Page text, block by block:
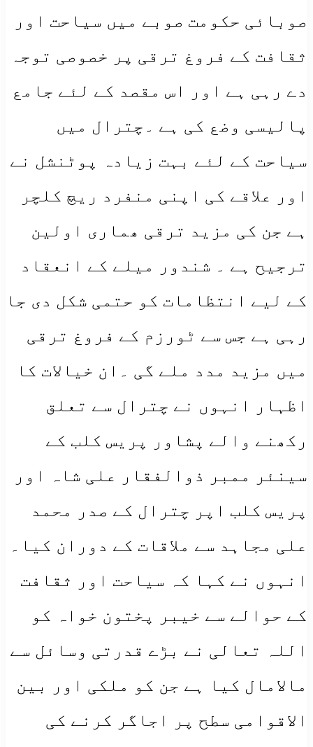
صوبائی حکومت صوبے میں سیاحت اور
ثقافت کے فروغ ترقی پر خصوصی توجہ
دے رہی ہے اور اس مقصد کے لئے جامع
پالیسی وضع کی ہے ۔چترال میں
سیاحت کے لئے بہت زیادہ پوٹنشل نے
اور علاقے کی اپنی منفرد ریچ کلچر
ہے جن کی مزید ترقی ھماری اولین
ترجیح ہے ۔ شندور میلے کے انعقاد
کے لیے انتظامات کو حتمی شکل دی جا
رہی ہے جس سے ٹورزم کے فروغ ترقی
میں مزید مدد ملے گی ۔ان خیالات کا
اظہار انہوں نے چترال سے تعلق
رکھنے والے پشاور پریس کلب کے
سینئر ممبر ذوالفقار علی شاہ اور
پریس کلب اپر چترال کے صدر محمد
علی مجاہد سے ملاقات کے دوران کیا۔
انہوں نے کہا کہ سیاحت اور ثقافت
کے حوالے سے خیبر پختون خواہ کو
اللہ تعالی نے بڑے قدرتی وسائل سے
مالامال کیا ہے جن کو ملکی اور بین
الاقوامی سطح پر اجاگر کرنے کی